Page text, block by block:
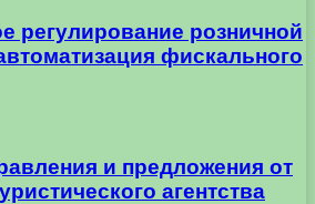
регулирование розничной
фискального
и предложения от
агентства